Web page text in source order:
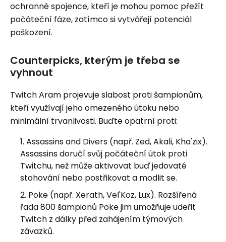
ochranné spojence, kteří je mohou pomoc přežít
počáteční fáze, zatímco si vytvářejí potenciál
poškození.
Counterpicks, kterým je třeba se
vyhnout
Twitch Aram projevuje slabost proti šampionům,
kteří využívají jeho omezeného útoku nebo
minimální trvanlivosti. Buďte opatrní proti:
Assassins and Divers (např. Zed, Akali, Kha'zix).
Assassins doručí svůj počáteční útok proti
Twitchu, než může aktivovat buď jedovaté
stohování nebo postřikovat a modlit se.
Poke (např. Xerath, Vel'Koz, Lux). Rozšířená
řada 800 šampionů Poke jim umožňuje udeřit
Twitch z dálky před zahájením týmových
závazků.